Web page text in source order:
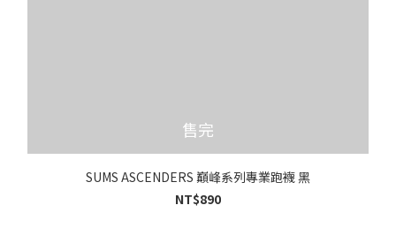
售完
SUMS ASCENDERS 巔峰系列專業跑襪 黑
NT$890